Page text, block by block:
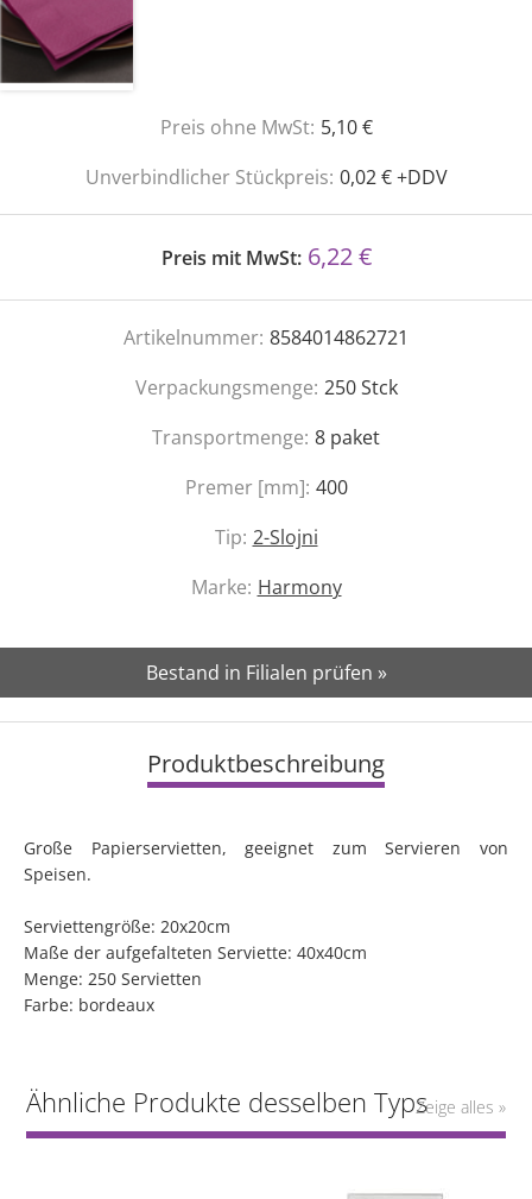
Preis ohne MwSt: 5,10 €
Unverbindlicher Stückpreis: 0,02 € +DDV
Preis mit MwSt: 6,22 €
Artikelnummer: 8584014862721
Verpackungsmenge: 250Stck
Transportmenge: 8 paket
Premer [mm]: 400
Tip: 2-Slojni
Marke: Harmony
Bestand in Filialen prüfen »
Produktbeschreibung
Große Papierservietten, geeignet zum Servieren von
Speisen.
Serviettengröße: 20x20cm
Maße der aufgefalteten Serviette: 40x40cm
Menge: 250 Servietten
Farbe: bordeaux
Ähnliche Produkte desselben TypsZeige alles »